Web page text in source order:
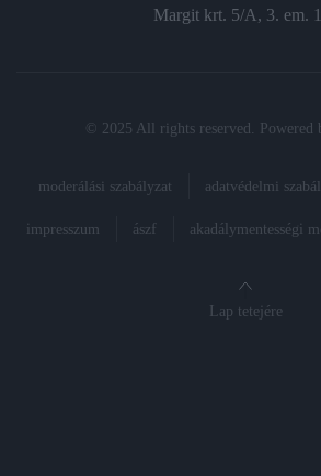
Margit krt. 5/A, 3. em.
© 2025 All rights reserved. Powered
moderálási szabályzat adatvédelmi
impresszum ászf akadálymentességi
Lap tetejére